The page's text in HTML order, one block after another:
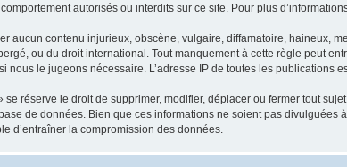
autorisés ou interdits sur ce site. Pour plus
aucun contenu injurieux, obscène, vulgaire, diffamatoire, haineux,
ou du droit international. Tout manquement à cette règle peut
nous le jugeons nécessaire. L’adresse IP de toutes les publications
se réserve le droit de supprimer, modifier, déplacer ou fermer tout
de données. Bien que ces informations ne soient pas
d’entraîner la compromission des données.